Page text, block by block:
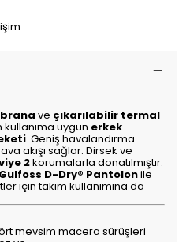
ve çıkarılabilir termal
uygun erkek
. Geniş havalandırma
akışı sağlar. Dirsek ve
2korumalarla donatılmıştır.
Gulfoss D-Dry® Pantolonile
için takım kullanımına da
mevsim macera sürüşleri